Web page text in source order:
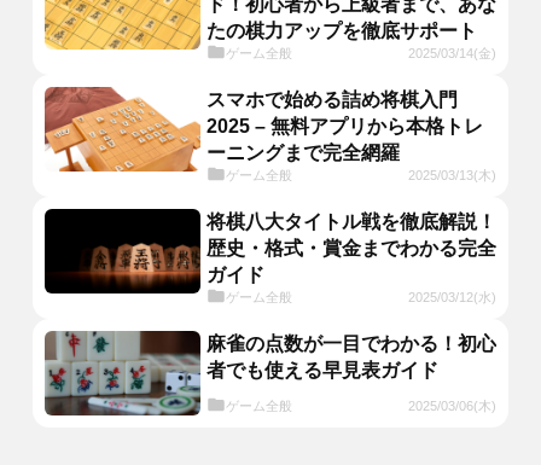
ド！初心者から上級者まで、あな
たの棋力アップを徹底サポート
ゲーム全般 2025/03/14(金)
スマホで始める詰め将棋入門
2025 – 無料アプリから本格トレ
ーニングまで完全網羅
ゲーム全般 2025/03/13(木)
将棋八大タイトル戦を徹底解説！
歴史・格式・賞金までわかる完全
ガイド
ゲーム全般 2025/03/12(水)
麻雀の点数が一目でわかる！初心
者でも使える早見表ガイド
ゲーム全般 2025/03/06(木)